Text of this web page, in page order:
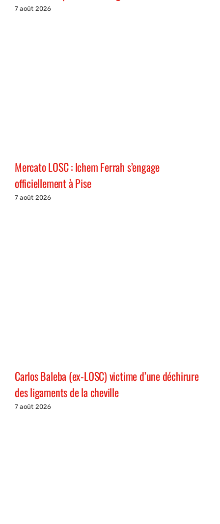
7 août 2026
Mercato LOSC : Ichem Ferrah s’engage
officiellement à Pise
7 août 2026
Carlos Baleba (ex-LOSC) victime d’une déchirure
des ligaments de la cheville
7 août 2026